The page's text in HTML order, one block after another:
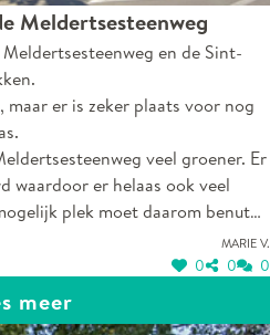
Meldertsesteenweg
en de Sint-
er is zeker plaats voor nog
veel groener. Er
waardoor er helaas ook veel
plek moet daarom benut
Marie V.
0 0 0
meer